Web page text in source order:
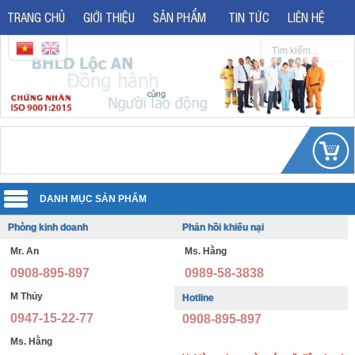
TRANG CHỦ GIỚI THIỆU SẢN PHẨM TIN TỨC LIÊN HỆ
Quần áo đồng phục
Đồng phục văn phòng
Đồng phục bảo vệ thông tư 08
Giày bảo hộ lao động
Giày bảo hộ nhập khẩu
Phòng kinh doanh
Mr. An
0908-895-897
M Thủy
0947-15-22-77
Ms. Hằng
Phản hồi khiếu nại
Ms. Hằng
0989-58-3838
Hotline
0908-895-897